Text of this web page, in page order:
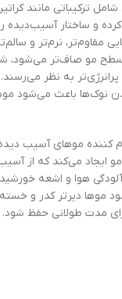
ترکیباتی مانند
و ساختار آسیب‌دیده
مقاوم‌تر، نرم‌تر و
سطح مو صاف‌تر می‌شود،
پرانرژی‌تر به نظر
نوک‌ها باعث می‌شود
کننده موهای آسیب
ایجاد می‌کند که از
هوا و اشعه
موها دیرتر کدر و
مدت طولانی حفظ شود.